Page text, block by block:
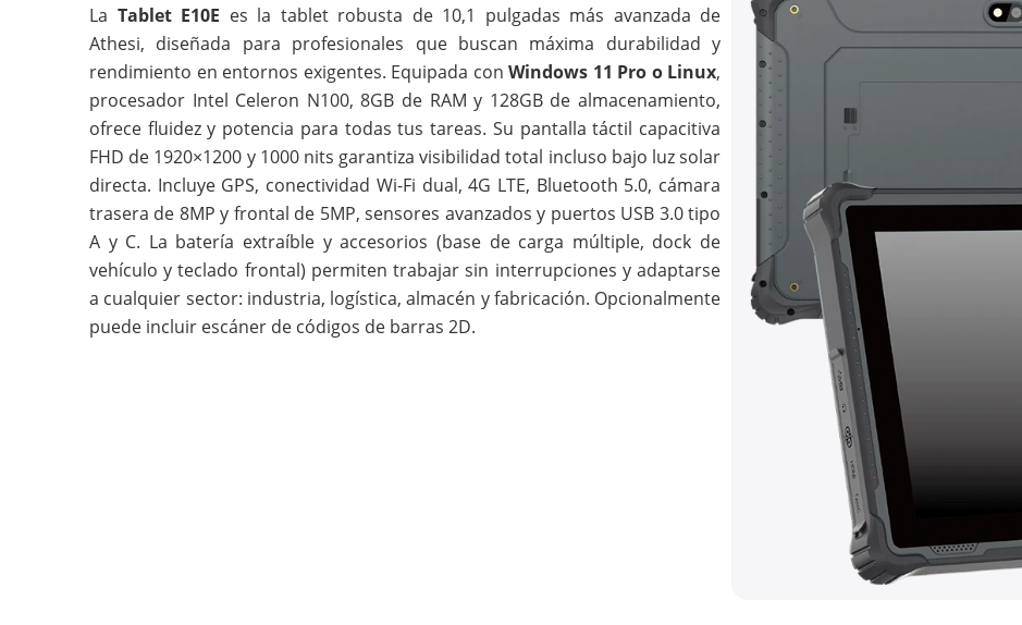
La Tablet E10E es la tablet robusta de 10,1 pulgadas más avanzada de
Athesi, diseñada para profesionales que buscan máxima durabilidad y
rendimiento en entornos exigentes. Equipada con Windows 11 Pro o Linux,
procesador Intel Celeron N100, 8GB de RAM y 128GB de almacenamiento,
ofrece fluidez y potencia para todas tus tareas. Su pantalla táctil capacitiva
FHD de 1920×1200 y 1000 nits garantiza visibilidad total incluso bajo luz solar
directa. Incluye GPS, conectividad Wi-Fi dual, 4G LTE, Bluetooth 5.0, cámara
trasera de 8MP y frontal de 5MP, sensores avanzados y puertos USB 3.0 tipo
A y C. La batería extraíble y accesorios (base de carga múltiple, dock de
vehículo y teclado frontal) permiten trabajar sin interrupciones y adaptarse
a cualquier sector: industria, logística, almacén y fabricación. Opcionalmente
puede incluir escáner de códigos de barras 2D.